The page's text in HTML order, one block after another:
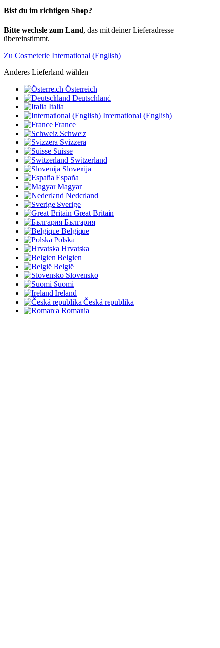
Bist du im richtigen Shop?
Bitte wechsle zum Land, das mit deiner Lieferadresse
übereinstimmt.
Zu Cosmeterie International (English)
Anderes Lieferland wählen
Österreich
Deutschland
Italia
International (English)
France
Schweiz
Svizzera
Suisse
Switzerland
Slovenija
España
Magyar
Nederland
Sverige
Great Britain
България
Belgique
Polska
Hrvatska
Belgien
België
Slovensko
Suomi
Ireland
Česká republika
Romania